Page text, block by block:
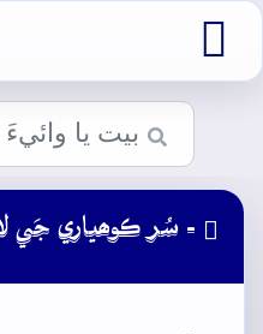

 - سُر ڪوھياري جَي